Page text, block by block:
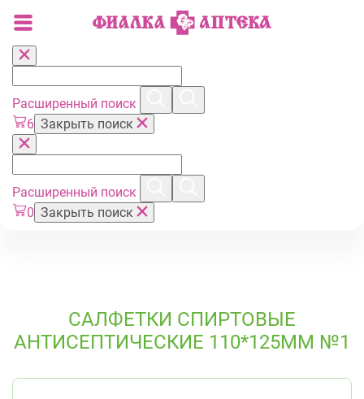
Расширенный поиск
6 Закрыть поиск
Расширенный поиск
0 Закрыть поиск
САЛФЕТКИ СПИРТОВЫЕ
АНТИСЕПТИЧЕСКИЕ 110*125ММ №1